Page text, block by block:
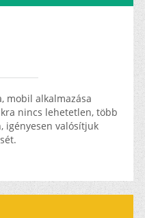
mobil alkalmazása
nincs lehetetlen, több
igényesen valósítjuk